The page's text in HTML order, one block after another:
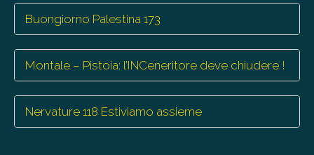
Buongiorno Palestina 173
Montale – Pistoia: l’INCeneritore deve chiudere !
Nervature 118 Estiviamo assieme